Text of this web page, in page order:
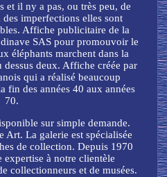
et il ny a pas, ou très peu, de
des imperfections elles sont
Affiche publicitaire de la
SAS pour promouvoir le
éléphants marchent dans la
deux. Affiche créée par
qui a réalisé beaucoup
fin des années 40 aux années
70.
sur simple demande.
Art. La galerie est spécialisée
de collection. Depuis 1970
expertise à notre clientèle
collectionneurs et de musées.